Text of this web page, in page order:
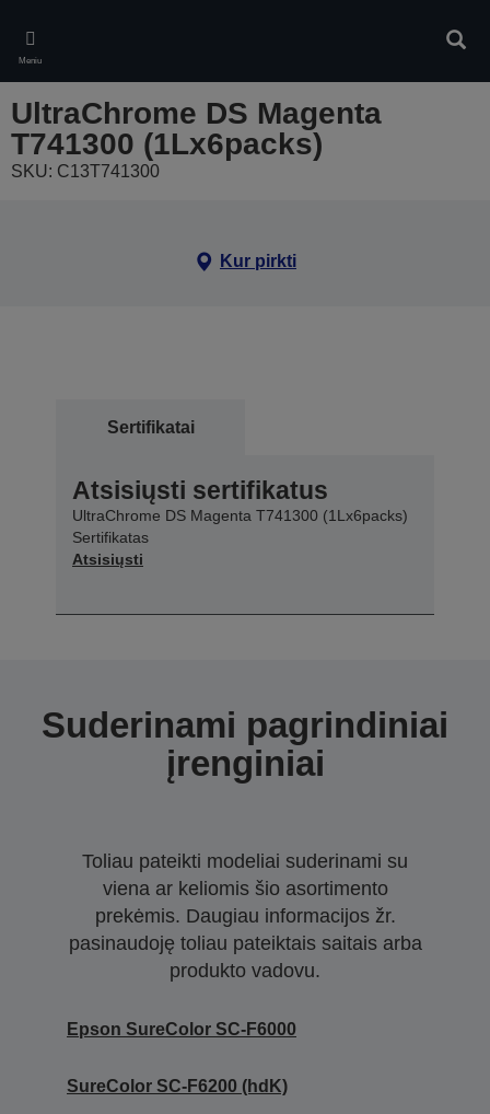
main
content
Meniu
UltraChrome DS Magenta
T741300 (1Lx6packs)
SKU: C13T741300
Kur pirkti
Sertifikatai
Atsisiųsti sertifikatus
UltraChrome DS Magenta T741300 (1Lx6packs)
Sertifikatas
Atsisiųsti
Suderinami pagrindiniai
įrenginiai
Toliau pateikti modeliai suderinami su
viena ar keliomis šio asortimento
prekėmis. Daugiau informacijos žr.
pasinaudoję toliau pateiktais saitais arba
produkto vadovu.
Epson SureColor SC-F6000
SureColor SC-F6200 (hdK)